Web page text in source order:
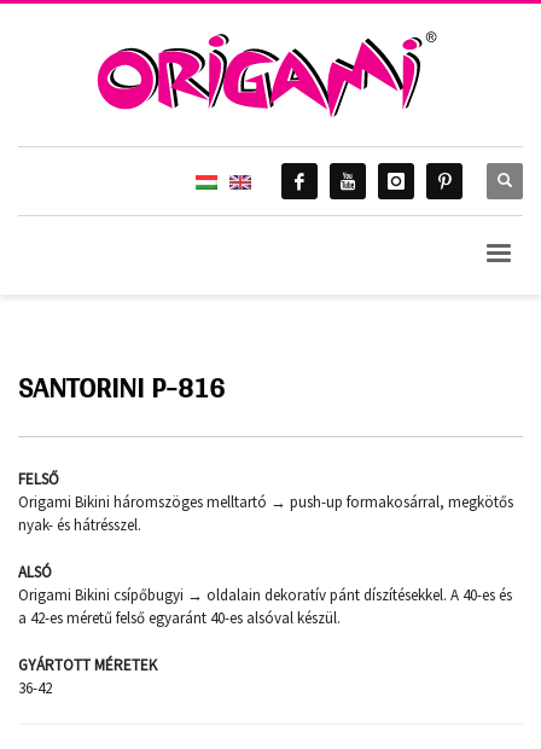
SANTORINI P-816
FELSŐ
Origami Bikini háromszöges melltartó → push-up formakosárral, megkötős
nyak- és hátrésszel.
ALSÓ
Origami Bikini csípőbugyi → oldalain dekoratív pánt díszítésekkel. A 40-es és
a 42-es méretű felső egyaránt 40-es alsóval készül.
GYÁRTOTT MÉRETEK
36-42